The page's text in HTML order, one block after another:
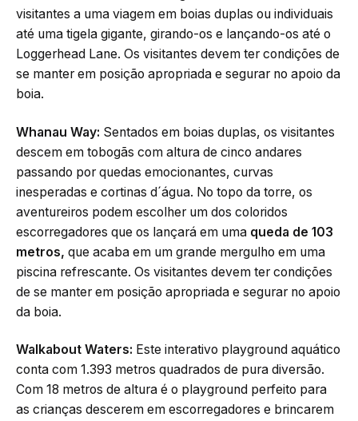
visitantes a uma viagem em boias duplas ou individuais
até uma tigela gigante, girando-os e lançando-os até o
Loggerhead Lane. Os visitantes devem ter condições de
se manter em posição apropriada e segurar no apoio da
boia.
Whanau Way: Sentados em boias duplas, os visitantes
descem em tobogãs com altura de cinco andares
passando por quedas emocionantes, curvas
inesperadas e cortinas d´água. No topo da torre, os
aventureiros podem escolher um dos coloridos
escorregadores que os lançará em uma queda de 103
metros, que acaba em um grande mergulho em uma
piscina refrescante. Os visitantes devem ter condições
de se manter em posição apropriada e segurar no apoio
da boia.
Walkabout Waters: Este interativo playground aquático
conta com 1.393 metros quadrados de pura diversão.
Com 18 metros de altura é o playground perfeito para
as crianças descerem em escorregadores e brincarem